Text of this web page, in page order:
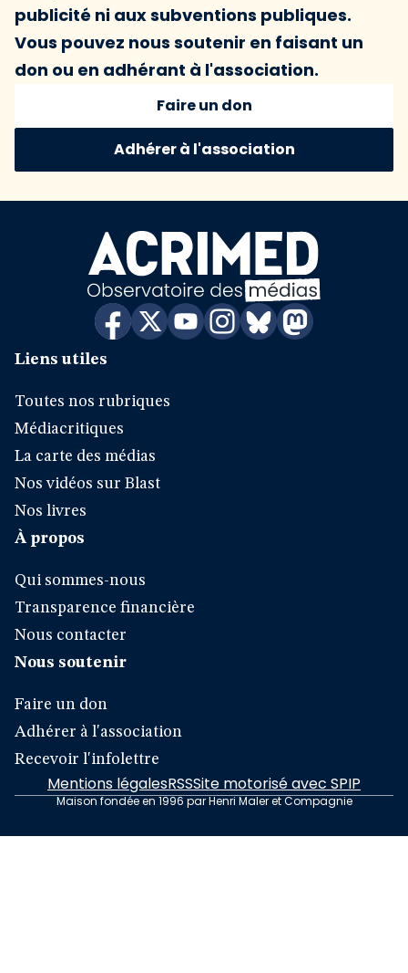
publicité ni aux subventions publiques.
Vous pouvez nous soutenir en faisant un
don ou en adhérant à l'association.
Faire un don
Adhérer à l'association
Liens utiles
Toutes nos rubriques
Médiacritiques
La carte des médias
Nos vidéos sur Blast
Nos livres
À propos
Qui sommes-nous
Transparence financière
Nous contacter
Nous soutenir
Faire un don
Adhérer à l'association
Recevoir l'infolettre
Mentions légalesRSSSite motorisé avec SPIP
Maison fondée en 1996 par Henri Maler et Compagnie